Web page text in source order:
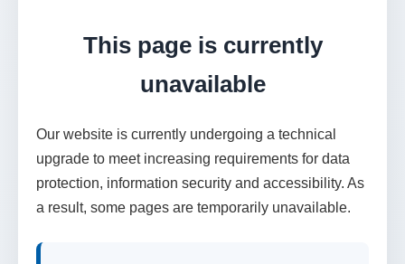
This page is currently
unavailable
Our website is currently undergoing a technical
upgrade to meet increasing requirements for data
protection, information security and accessibility. As
a result, some pages are temporarily unavailable.